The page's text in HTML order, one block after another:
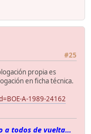
#25
propia es
en ficha técnica.
A-1989-24162
a todos de vuelta...